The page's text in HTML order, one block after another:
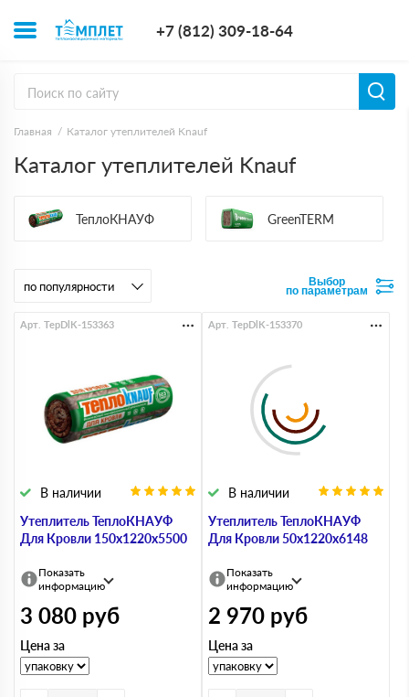
+7 (812) 309-18-64
Главная Каталог утеплителей Knauf
Каталог утеплителей Knauf
ТеплоКНАУФ GreenTERM
Выбор
по параметрам
Утеплитель ТеплоКНАУФ
Для Кровли 150х1220х5500
В наличии
Арт. TepDlK-153363
Показать
информацию
3 080 руб
Цена за
Утеплитель ТеплоКНАУФ
Для Кровли 50х1220х6148
В наличии
Арт. TepDlK-153370
Показать
информацию
2 970 руб
Цена за